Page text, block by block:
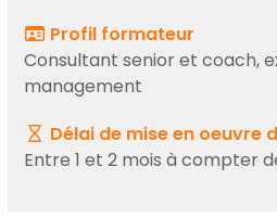
Profil formateur
Consultant senior et coach,
management
Délai de mise en oeuvre
Entre 1 et 2 mois à compter